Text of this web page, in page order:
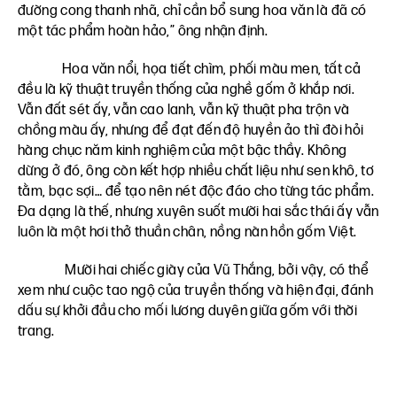
đường cong thanh nhã, chỉ cần bổ sung hoa văn là đã có
một tác phẩm hoàn hảo,” ông nhận định.
Hoa văn nổi, họa tiết chìm, phối màu men, tất cả
đều là kỹ thuật truyền thống của nghề gốm ở khắp nơi.
Vẫn đất sét ấy, vẫn cao lanh, vẫn kỹ thuật pha trộn và
chồng màu ấy, nhưng để đạt đến độ huyền ảo thì đòi hỏi
hàng chục năm kinh nghiệm của một bậc thầy. Không
dừng ở đó, ông còn kết hợp nhiều chất liệu như sen khô, tơ
tằm, bạc sợi… để tạo nên nét độc đáo cho từng tác phẩm.
Đa dạng là thế, nhưng xuyên suốt mười hai sắc thái ấy vẫn
luôn là một hơi thở thuần chân, nồng nàn hồn gốm Việt.
Mười hai chiếc giày của Vũ Thắng, bởi vậy, có thể
xem như cuộc tao ngộ của truyền thống và hiện đại, đánh
dấu sự khởi đầu cho mối lương duyên giữa gốm với thời
trang.